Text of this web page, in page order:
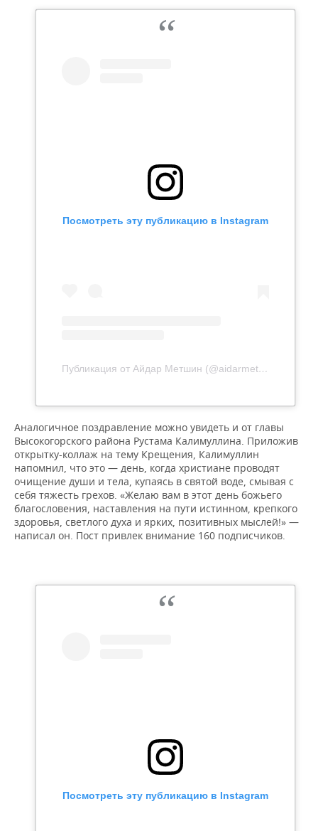
Посмотреть эту публикацию в Instagram
Публикация от Айдар Метшин (@aidarmetshin)
Аналогичное поздравление можно увидеть и от главы
Высокогорского района Рустама Калимуллина. Приложив
открытку-коллаж на тему Крещения, Калимуллин
напомнил, что это — день, когда христиане проводят
очищение души и тела, купаясь в святой воде, смывая с
себя тяжесть грехов. «Желаю вам в этот день божьего
благословения, наставления на пути истинном, крепкого
здоровья, светлого духа и ярких, позитивных мыслей!» —
написал он. Пост привлек внимание 160 подписчиков.
Посмотреть эту публикацию в Instagram